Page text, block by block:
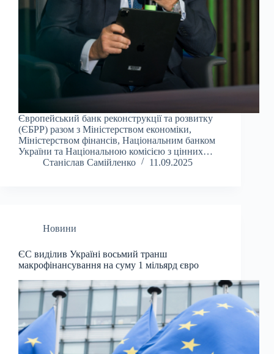
Європейський банк реконструкції та розвитку
(ЄБРР) разом з Міністерством економіки,
Міністерством фінансів, Національним банком
України та Національною комісією з цінних…
Станіслав Самійленко
11.09.2025
Новини
ЄС виділив Україні восьмий транш
макрофінансування на суму 1 мільярд євро